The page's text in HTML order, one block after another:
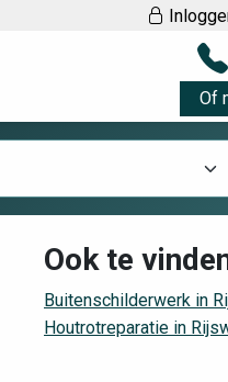
Of
Ook te
Buitenschilderwerk in
Houtrotreparatie in